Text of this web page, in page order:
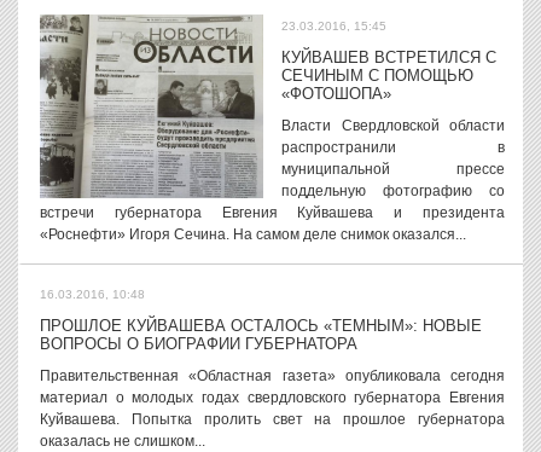
23.03.2016, 15:45
КУЙВАШЕВ ВСТРЕТИЛСЯ С
СЕЧИНЫМ С ПОМОЩЬЮ
«ФОТОШОПА»
Власти Свердловской области
распространили в
муниципальной прессе
поддельную фотографию со
встречи губернатора Евгения Куйвашева и президента
«Роснефти» Игоря Сечина. На самом деле снимок оказался...
16.03.2016, 10:48
ПРОШЛОЕ КУЙВАШЕВА ОСТАЛОСЬ «ТЕМНЫМ»: НОВЫЕ
ВОПРОСЫ О БИОГРАФИИ ГУБЕРНАТОРА
Правительственная «Областная газета» опубликовала сегодня
материал о молодых годах свердловского губернатора Евгения
Куйвашева. Попытка пролить свет на прошлое губернатора
оказалась не слишком...